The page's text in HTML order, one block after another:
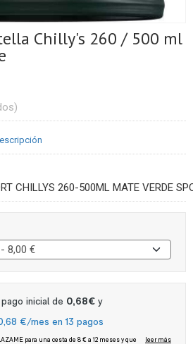
Chilly's 260 / 500 ml
CHILLYS 260-500ML MATE VERDE